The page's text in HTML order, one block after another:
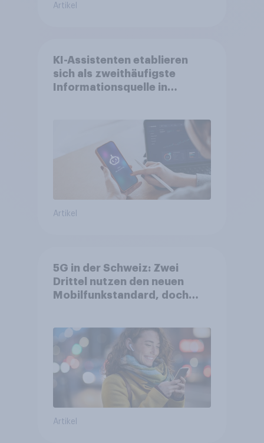
Artikel
KI-Assistenten etablieren
sich als zweithäufigste
Informationsquelle in
Artikel
5G in der Schweiz: Zwei
Drittel nutzen den neuen
Mobilfunkstandard, doch
Artikel